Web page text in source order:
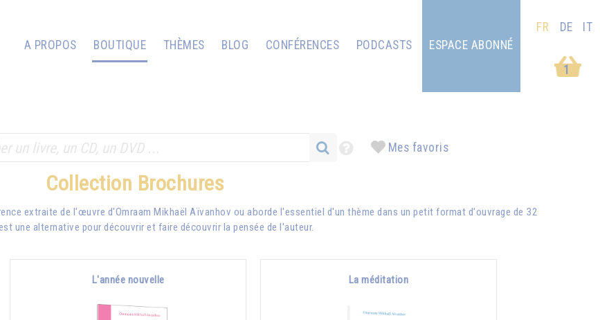
A PROPOS BOUTIQUE THÈMES BLOG CONFÉRENCES
PODCASTS
1
ESPACE ABONNÉ
FR DE IT
Mes favoris
Collection Brochures
extraite de l'œuvre d'Omraam Mikhaël Aïvanhov ou aborde l'essentiel d'un thème dans un petit format d'ouvrage de 32
une alternative pour découvrir et faire découvrir la pensée de l'auteur.
L'année nouvelle La méditation